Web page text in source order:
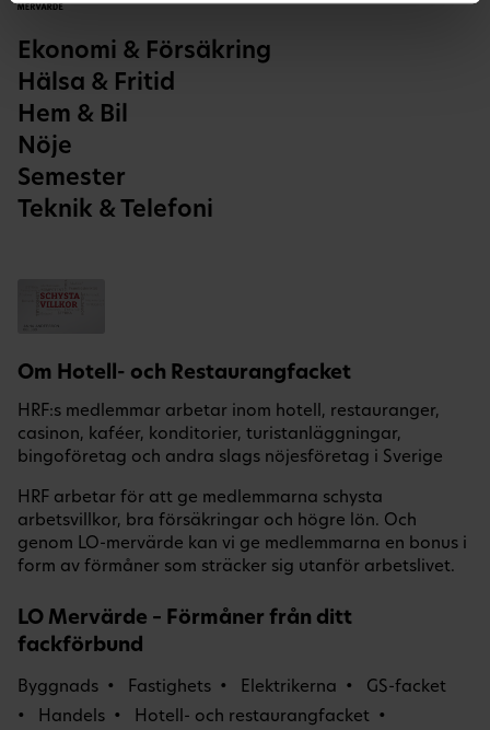
Ekonomi & Försäkring
Hälsa & Fritid
Hem & Bil
Nöje
Semester
Teknik & Telefoni
Om Hotell- och Restaurangfacket
HRF:s medlemmar arbetar inom hotell, restauranger,
casinon, kaféer, konditorier, turistanläggningar,
bingoföretag och andra slags nöjesföretag i Sverige
HRF arbetar för att ge medlemmarna schysta
arbetsvillkor, bra försäkringar och högre lön. Och
genom LO-mervärde kan vi ge medlemmarna en bonus i
form av förmåner som sträcker sig utanför arbetslivet.
LO Mervärde – Förmåner från ditt
fackförbund
Byggnads Fastighets Elektrikerna
GS-facket
Handels
Hotell- och restaurangfacket